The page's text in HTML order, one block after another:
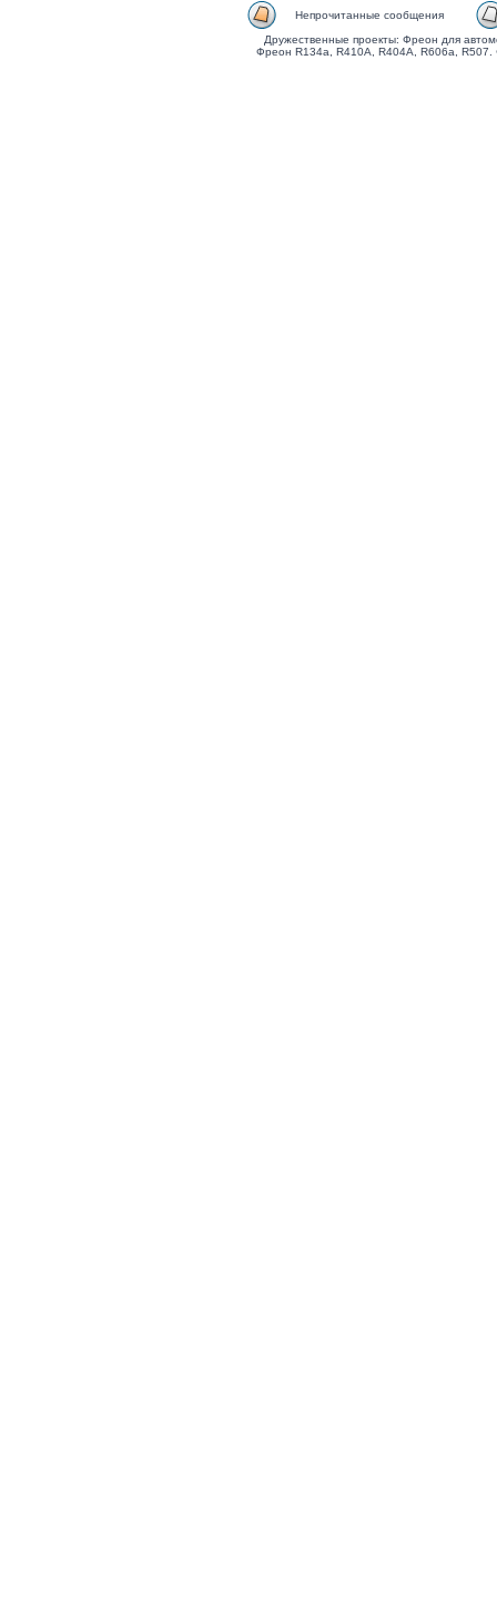
Непрочитанные сообщения
Дружественные проекты: Фреон для
Фреон R134a, R410A, R404A, R606a,